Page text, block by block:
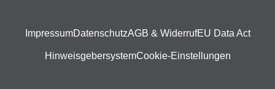
ImpressumDatenschutzAGB & WiderrufEU Data Act
HinweisgebersystemCookie-Einstellungen